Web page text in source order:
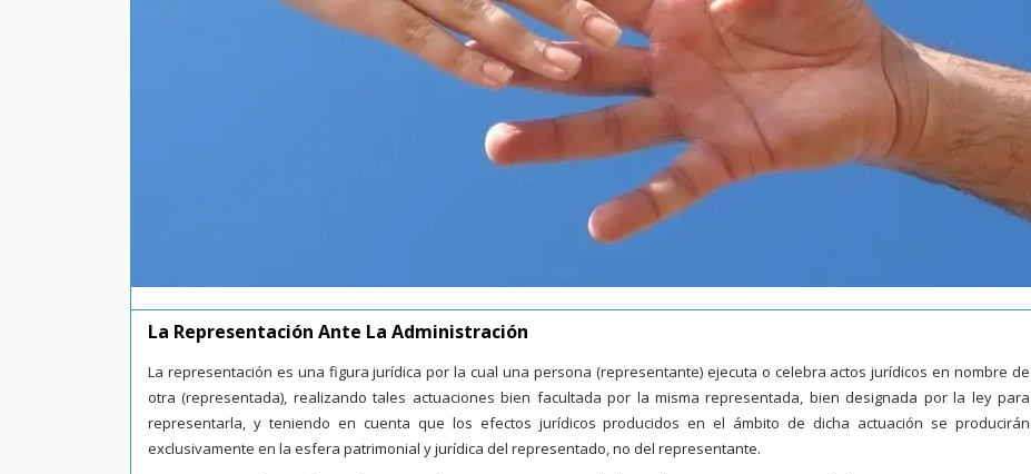
La Representación Ante La Administración
La representación es una figura jurídica por la cual una persona (representante) ejecuta o celebra actos jurídicos en nombre de
otra (representada), realizando tales actuaciones bien facultada por la misma representada, bien designada por la ley para
representarla, y teniendo en cuenta que los efectos jurídicos producidos en el ámbito de dicha actuación se producirán
exclusivamente en la esfera patrimonial y jurídica del representado, no del representante.